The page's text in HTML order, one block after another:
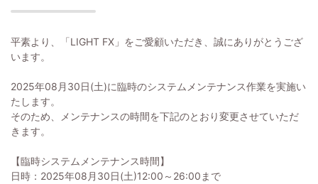
平素より、「LIGHT FX」をご愛顧いただき、誠にありがとうござ
います。
2025年08月30日(土)に臨時のシステムメンテナンス作業を実施い
たします。
そのため、メンテナンスの時間を下記のとおり変更させていただ
きます。
【臨時システムメンテナンス時間】
日時：2025年08月30日(土)12:00～26:00まで